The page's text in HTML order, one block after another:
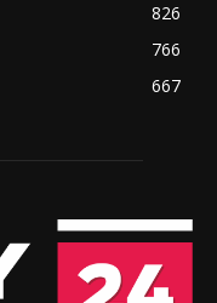
826
766
667